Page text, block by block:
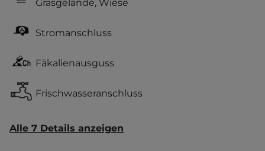
Grasgelände, Wiese
Stromanschluss
Fäkalienausguss
Frischwasseranschluss
Alle 7 Details anzeigen